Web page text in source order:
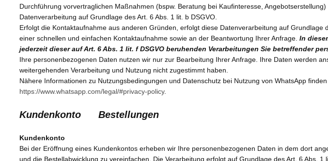
Durchführung vorvertraglichen Maßnahmen (bspw. Beratung bei Kaufinteresse,
Datenverarbeitung auf Grundlage des Art. 6 Abs. 1 lit. b DSGVO.
Erfolgt die Kontaktaufnahme aus anderen Gründen, erfolgt diese Datenverarbeitung auf
einer schnellen und einfachen Kontaktaufnahme sowie an der Beantwortung Ihrer Anfrage. In
jederzeit dieser auf Art. 6 Abs. 1 lit. f DSGVO beruhenden Verarbeitungen Sie betreffender
Ihre personenbezogenen Daten nutzen wir nur zur Bearbeitung Ihrer Anfrage. Ihre Daten werden
weitergehenden Verarbeitung und Nutzung nicht zugestimmt haben.
Nähere Informationen zu Nutzungsbedingungen und Datenschutz bei Nutzung von WhatsApp
https://www.whatsapp.com/legal/#privacy-policy.
Kundenkonto Bestellungen
Kundenkonto
Bei der Eröffnung eines Kundenkontos erheben wir Ihre personenbezogenen Daten in dem dort
und die Bestellabwicklung zu vereinfachen. Die Verarbeitung erfolgt auf Grundlage des Art. 6 Abs.